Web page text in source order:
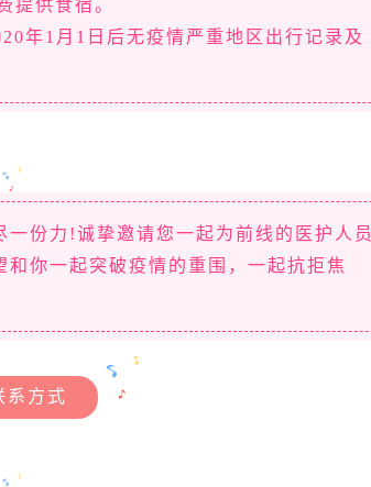
提供食宿。
年1月1日后无疫情严重地区出行记录及
份力!诚挚邀请您一起为前线的医护人员
你一起突破疫情的重围，一起抗拒焦
系方式